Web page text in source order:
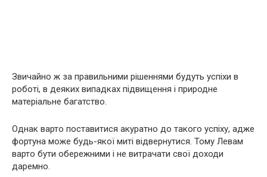
Звичайно ж за правильними рішеннями будуть успіхи в
роботі, в деяких випадках підвищення і природне
матеріальне багатство.
Однак варто поставитися акуратно до такого успіху, адже
фортуна може будь-якої миті відвернутися. Тому Левам
варто бути обережними і не витрачати свої доходи
даремно.